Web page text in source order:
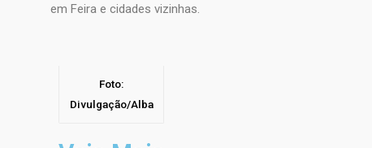
em Feira e cidades vizinhas.
Foto:
Divulgação/Alba